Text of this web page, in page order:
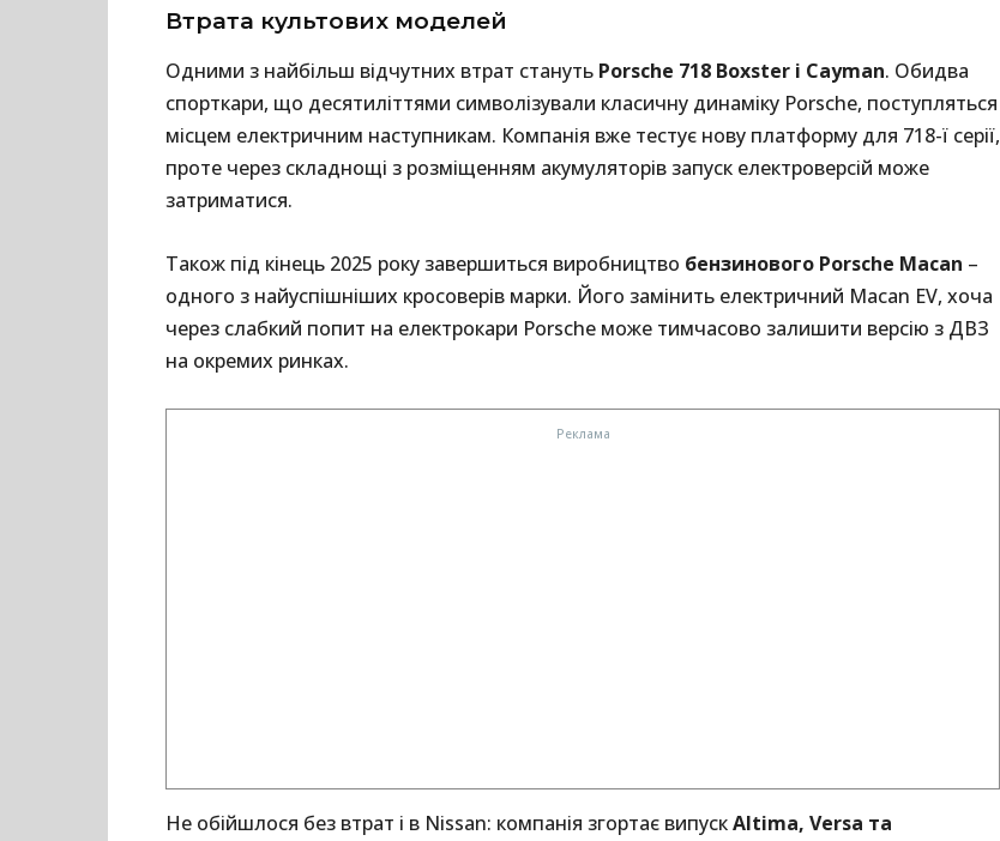
Втрата культових моделей
Одними з найбільш відчутних втрат стануть Porsche 718 Boxster і Cayman. Обидва
спорткари, що десятиліттями символізували класичну динаміку Porsche, поступляться
місцем електричним наступникам. Компанія вже тестує нову платформу для 718-ї серії,
проте через складнощі з розміщенням акумуляторів запуск електроверсій може
затриматися.
Також під кінець 2025 року завершиться виробництво бензинового Porsche Macan –
одного з найуспішніших кросоверів марки. Його замінить електричний Macan EV, хоча
через слабкий попит на електрокари Porsche може тимчасово залишити версію з ДВЗ
на окремих ринках.
Не обійшлося без втрат і в Nissan: компанія згортає випускAltima, Versa та